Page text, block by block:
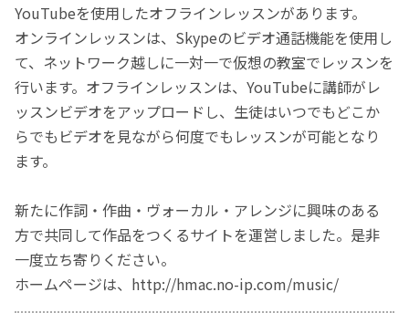
YouTubeを使用したオフラインレッスンがあります。
オンラインレッスンは、Skypeのビデオ通話機能を使用し
て、ネットワーク越しに一対一で仮想の教室でレッスンを
行います。オフラインレッスンは、YouTubeに講師がレ
ッスンビデオをアップロードし、生徒はいつでもどこか
らでもビデオを見ながら何度でもレッスンが可能となり
ます。
新たに作詞・作曲・ヴォーカル・アレンジに興味のある
方で共同して作品をつくるサイトを運営しました。是非
一度立ち寄りください。
ホームページは、http://hmac.no-ip.com/music/